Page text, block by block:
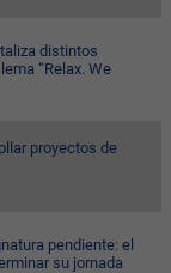
distintos
“Relax. We
proyectos de
pendiente: el
su jornada